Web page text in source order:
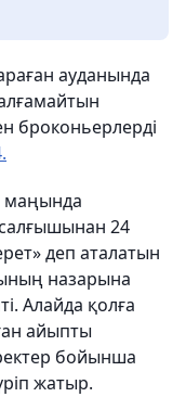
ауданында
броконьерлерді
маңында
салғышынан 24
деп аталатын
назарына
Алайда қолға
айыпты
бойынша
жатыр.